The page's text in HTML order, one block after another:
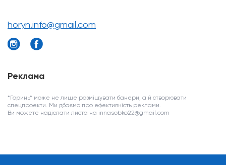
horyn.info@gmail.com
Реклама
*Горинь* може не лише розміщувати банери, а й створювати
спецпроекти. Ми дбаємо про ефективність реклами.
Ви можете надіслати листа на innasobko22@gmail.com